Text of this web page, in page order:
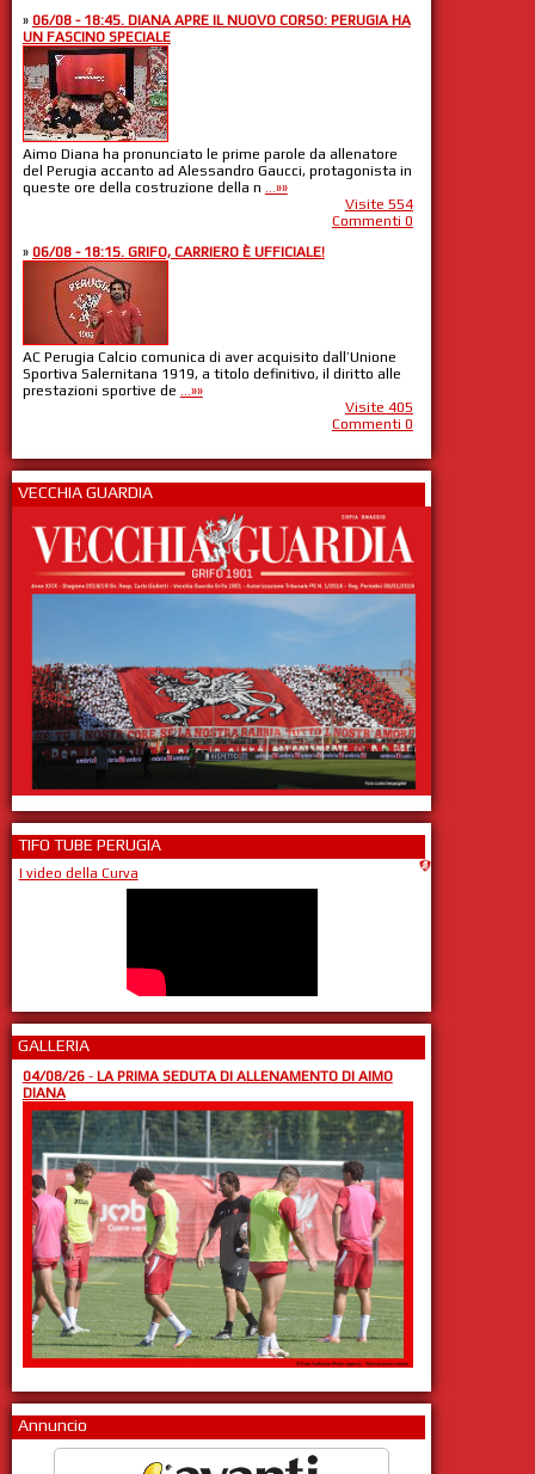
» 06/08 - 18:45. DIANA APRE IL NUOVO CORSO: PERUGIA HA
UN FASCINO SPECIALE
Aimo Diana ha pronunciato le prime parole da allenatore
del Perugia accanto ad Alessandro Gaucci, protagonista in
queste ore della costruzione della n ...»»
Visite 554
Commenti 0
» 06/08 - 18:15. GRIFO, CARRIERO È UFFICIALE!
AC Perugia Calcio comunica di aver acquisito dall’Unione
Sportiva Salernitana 1919, a titolo definitivo, il diritto alle
prestazioni sportive de ...»»
Visite 405
Commenti 0
VECCHIA GUARDIA
TIFO TUBE PERUGIA
I video della Curva
GALLERIA
04/08/26- LA PRIMA SEDUTA DI ALLENAMENTO DI AIMO
DIANA
Annuncio